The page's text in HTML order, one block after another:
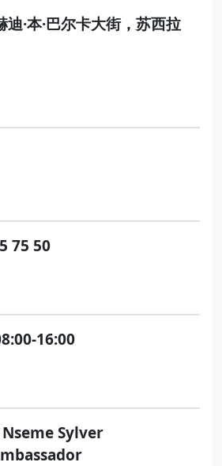
·本·巴尔卡大街，苏西拉
75 50
16:00
Sylver